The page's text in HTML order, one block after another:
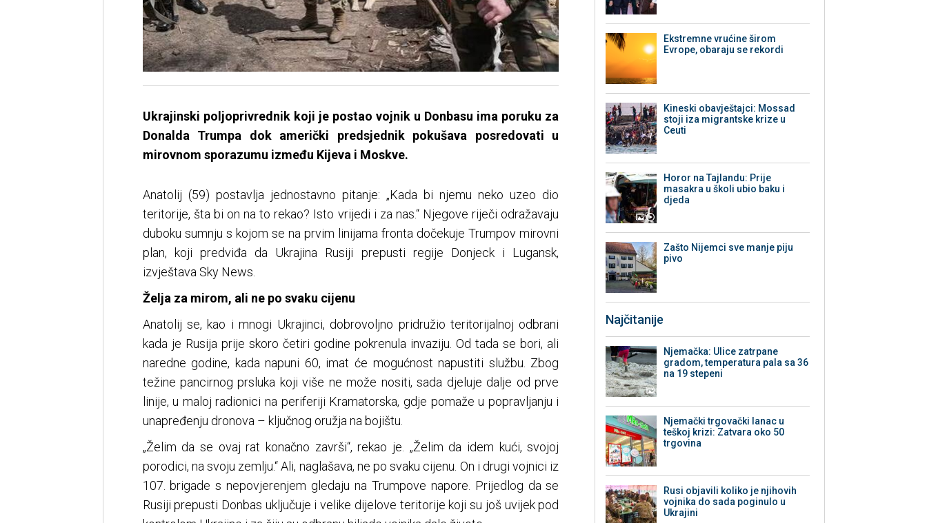
Ukrajinski poljoprivrednik koji je postao vojnik u Donbasu ima poruku za
Donalda Trumpa dok američki predsjednik pokušava posredovati u
mirovnom sporazumu između Kijeva i Moskve.
Anatolij (59) postavlja jednostavno pitanje: „Kada bi njemu neko uzeo dio
teritorije, šta bi on na to rekao? Isto vrijedi i za nas.“ Njegove riječi odražavaju
duboku sumnju s kojom se na prvim linijama fronta dočekuje Trumpov mirovni
plan, koji predviđa da Ukrajina Rusiji prepusti regije Donjeck i Lugansk,
izvještava Sky News.
Želja za mirom, ali ne po svaku cijenu
Anatolij se, kao i mnogi Ukrajinci, dobrovoljno pridružio teritorijalnoj odbrani
kada je Rusija prije skoro četiri godine pokrenula invaziju. Od tada se bori, ali
naredne godine, kada napuni 60, imat će mogućnost napustiti službu. Zbog
težine pancirnog prsluka koji više ne može nositi, sada djeluje dalje od prve
linije, u maloj radionici na periferiji Kramatorska, gdje pomaže u popravljanju i
unapređenju dronova – ključnog oružja na bojištu.
„Želim da se ovaj rat konačno završi“, rekao je. „Želim da idem kući, svojoj
porodici, na svoju zemlju.“ Ali, naglašava, ne po svaku cijenu. On i drugi vojnici iz
107. brigade s nepovjerenjem gledaju na Trumpove napore. Prijedlog da se
Rusiji prepusti Donbas uključuje i velike dijelove teritorije koji su još uvijek pod
Ekstremne vrućine širom
Evrope, obaraju se rekordi
Kineski obavještajci: Mossad
stoji iza migrantske krize u
Ceuti
Horor na Tajlandu: Prije
masakra u školi ubio baku i
djeda
Zašto Nijemci sve manje piju
pivo
Najčitanije
Njemačka: Ulice zatrpane
gradom, temperatura pala sa 36
na 19 stepeni
Njemački trgovački lanac u
teškoj krizi: Zatvara oko 50
trgovina
Rusi objavili koliko je njihovih
vojnika do sada poginulo u
Ukrajini